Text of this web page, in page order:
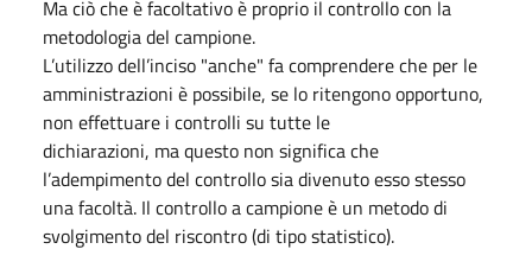
Ma ciò che è facoltativo è proprio il controllo con la
metodologia del campione.
L’utilizzo dell’inciso "anche" fa comprendere che per le
amministrazioni è possibile, se lo ritengono opportuno,
non effettuare i controlli su tutte le
dichiarazioni, ma questo non significa che
l’adempimento del controllo sia divenuto esso stesso
una facoltà. Il controllo a campione è un metodo di
svolgimento del riscontro (di tipo statistico).